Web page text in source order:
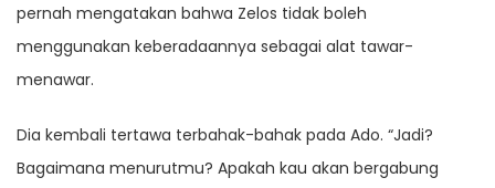
pernah mengatakan bahwa Zelos tidak boleh
menggunakan keberadaannya sebagai alat tawar-
menawar.
Dia kembali tertawa terbahak-bahak pada Ado. “Jadi?
Bagaimana menurutmu? Apakah kau akan bergabung